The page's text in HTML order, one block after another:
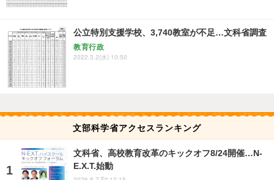
公立特別支援学校、3,740教室が不足…文科省調査
教育行政
2022.3.2(水) 10:50
文部科学省アクセスランキング
文科省、高校教育改革のキックオフ8/24開催…N-
E.X.T.始動